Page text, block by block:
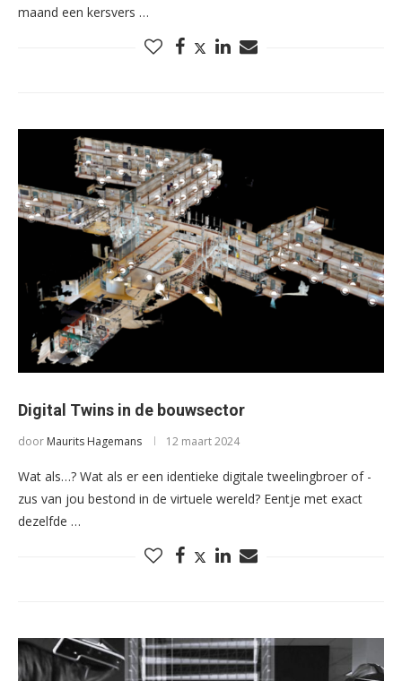
maand een kersvers …
Digital Twins in de bouwsector
door Maurits Hagemans 12 maart 2024
Wat als…? Wat als er een identieke digitale tweelingbroer of -
zus van jou bestond in de virtuele wereld? Eentje met exact
dezelfde …